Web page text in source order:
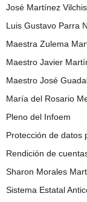
José Martínez Vilchis
Luis Gustavo Parra
Maestra Zulema
Maestro Javier
Maestro José
María del Rosario
Pleno del Infoem
Protección de datos
Rendición de
Sharon Morales
Sistema Estatal